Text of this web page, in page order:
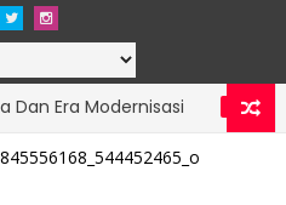
DPRD SUMBAR
dan Prestasi Nasional